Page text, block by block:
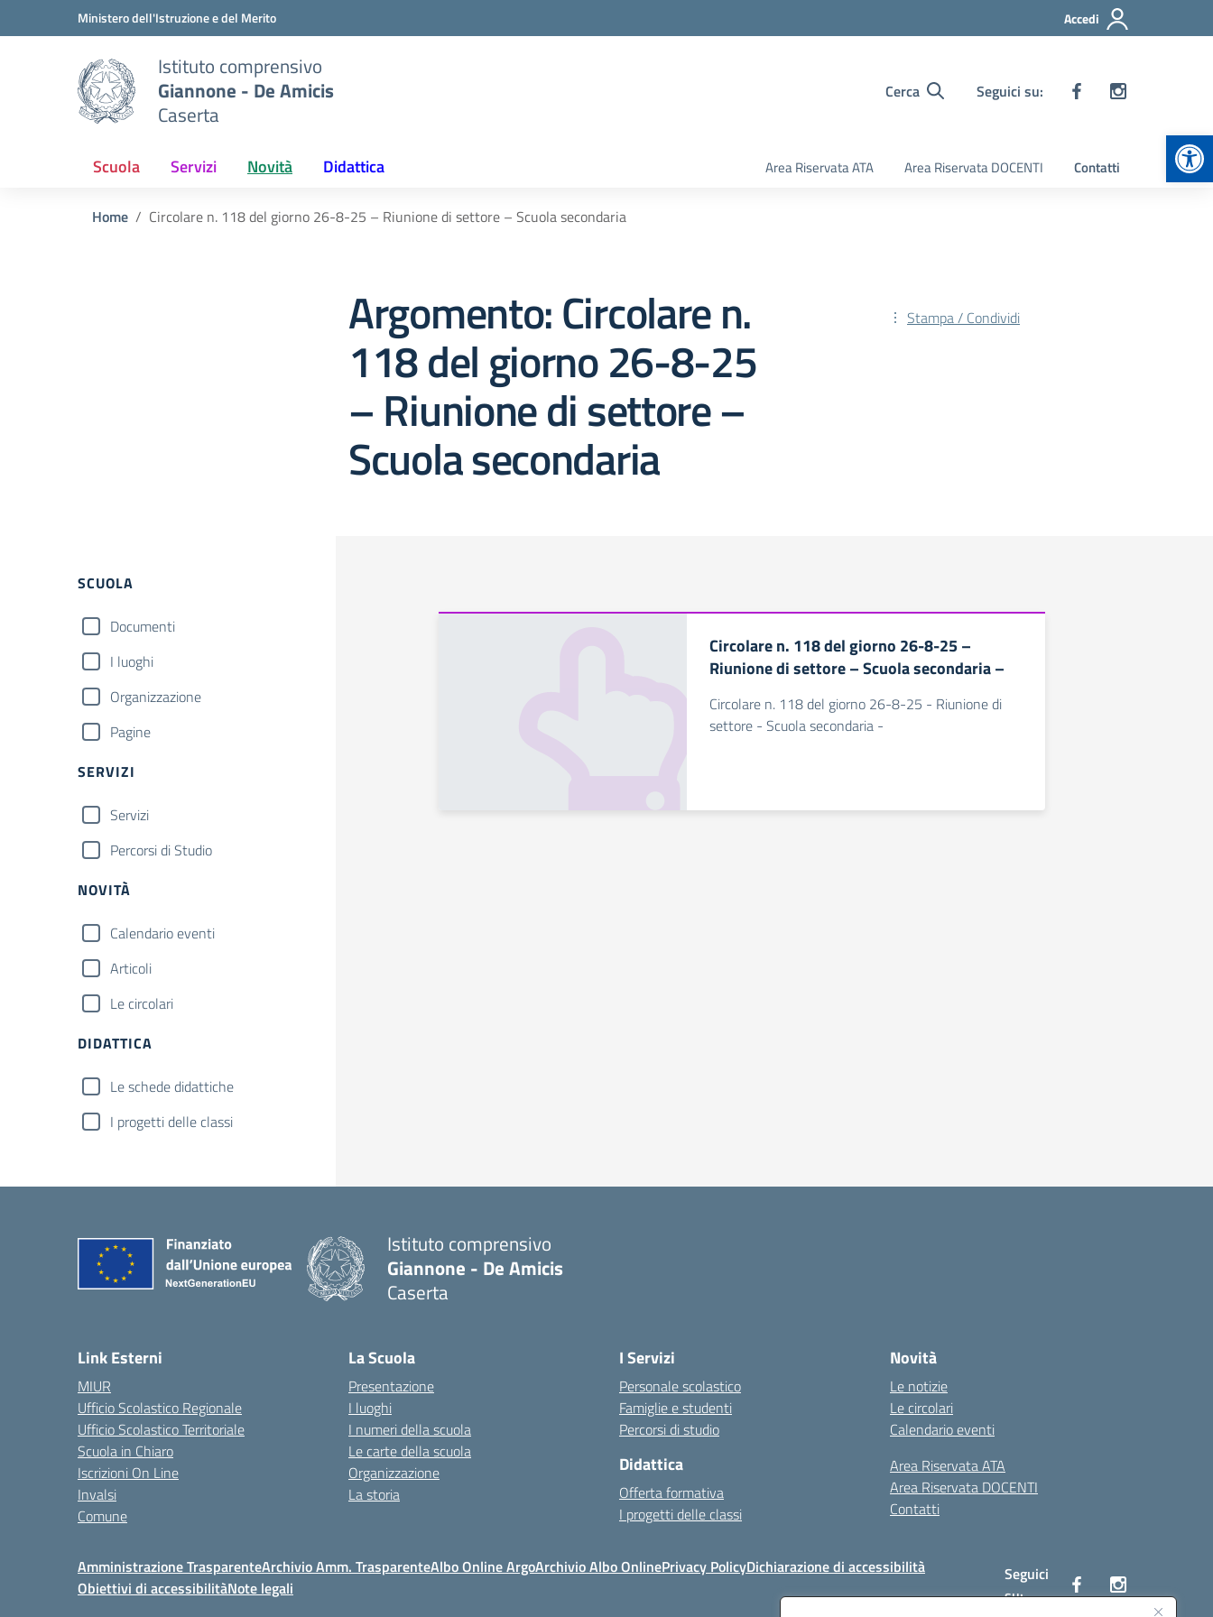
Vai ai contenuti
Vai al menu di navigazioneMinistero dell'Istruzione e del Merito Accedi
Istituto comprensivo
Giannone - De Amicis
Caserta
Cerca Seguici su:
Scuola Servizi Novità Didattica Area Riservata ATA Area Riservata DOCENTI Contatti
Home Circolare n. 118 del giorno 26-8-25 – Riunione di settore – Scuola secondaria
Argomento: Circolare n.
118 del giorno 26-8-25
– Riunione di settore –
Scuola secondaria
Stampa / Condividi
Filtri
SCUOLA
Documenti
I luoghi
Organizzazione
Pagine
SERVIZI
Servizi
Percorsi di Studio
NOVITÀ
Calendario eventi
Articoli
Le circolari
DIDATTICA
Le schede didattiche
I progetti delle classi
Circolare n. 118 del giorno 26-8-25 –
Riunione di settore – Scuola secondaria –
Circolare n. 118 del giorno 26-8-25 - Riunione di
settore - Scuola secondaria -
Istituto comprensivo
Giannone - De Amicis
Caserta
Link Esterni
MIUR
Ufficio Scolastico Regionale
Ufficio Scolastico Territoriale
Scuola in Chiaro
Iscrizioni On Line
Invalsi
Comune
La Scuola
Presentazione
I luoghi
I numeri della scuola
Le carte della scuola
Organizzazione
La storia
I Servizi
Personale scolastico
Famiglie e studenti
Percorsi di studio
Didattica
Offerta formativa
I progetti delle classi
Novità
Le notizie
Le circolari
Calendario eventi
Area Riservata ATA
Area Riservata DOCENTI
Contatti
Amministrazione TrasparenteArchivio Amm. TrasparenteAlbo Online ArgoArchivio Albo OnlinePrivacy PolicyDichiarazione di accessibilità
Obiettivi di accessibilitàNote legali
Seguici
su: